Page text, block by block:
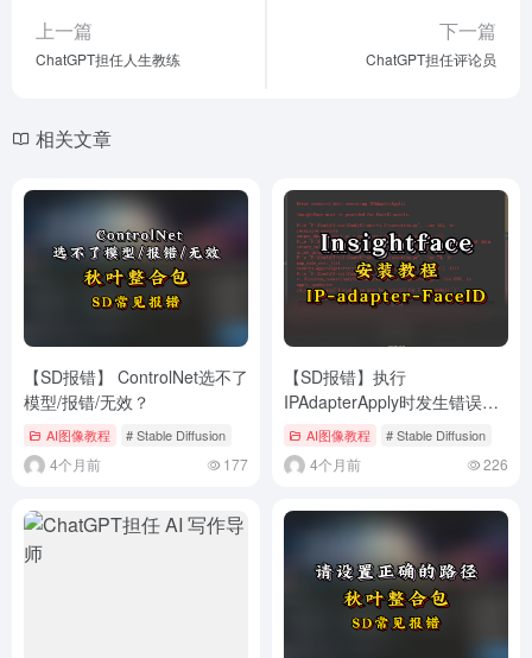
上一篇
ChatGPT担任人生教练
下一篇
ChatGPT担任评论员
相关文章
【SD报错】 ControlNet选不了
模型/报错/无效？
AI图像教程 # Stable Diffusion
4个月前 177
【SD报错】执行
IPAdapterApply时发生错误，
Insightface安装教程
AI图像教程 # Stable Diffusion
4个月前 226